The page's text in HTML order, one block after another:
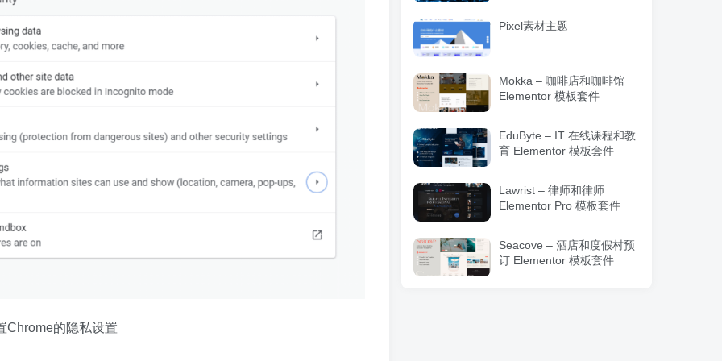
Chrome的隐私设置
Pixel素材主题
Mokka – 咖啡店和咖啡馆
Elementor 模板套件
EduByte – IT 在线课程和教
育 Elementor 模板套件
Lawrist – 律师和律师
Elementor Pro 模板套件
Seacove – 酒店和度假村预
订 Elementor 模板套件